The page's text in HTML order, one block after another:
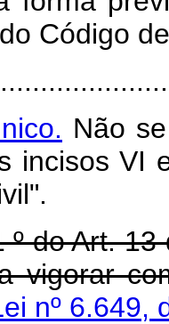
Código
Não
incisos VI
º do Art.
vigorar
nº 6.649,